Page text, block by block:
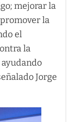
mejorar la
la
el
la
ayudando
Jorge